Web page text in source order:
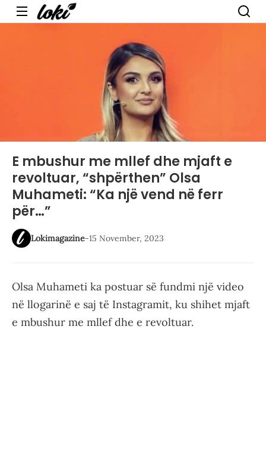
Menu
E mbushur me mllef dhe mjaft e
revoltuar, “shpërthen” Olsa
Muhameti: “Ka një vend në ferr
për…”
Lokimagazine-15 November, 2023
Olsa Muhameti ka postuar së fundmi një video
në llogarinë e saj të Instagramit, ku shihet mjaft
e mbushur me mllef dhe e revoltuar.